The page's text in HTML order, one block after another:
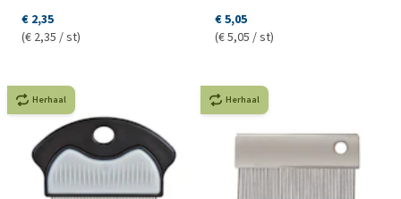
€ 2,35
(€ 2,35 / st)
€ 5,05
(€ 5,05 / st)
Herhaal Herhaal